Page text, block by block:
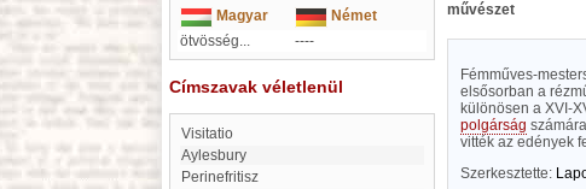
Magyar
Német
ötvösség...
----
Címszavak véletlenül
Visitatio
Aylesbury
Perinefritisz
művészet
Fémműves-
elsősorban a
különösen a XVI-
polgárság
vitték az edények
Szerkesztette: